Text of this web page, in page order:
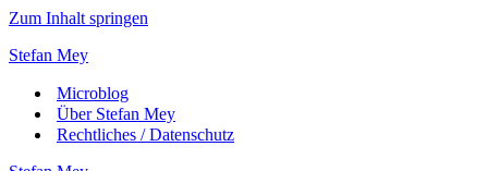
Zum Inhalt springen
Stefan Mey
Microblog
Über Stefan Mey
Rechtliches / Datenschutz